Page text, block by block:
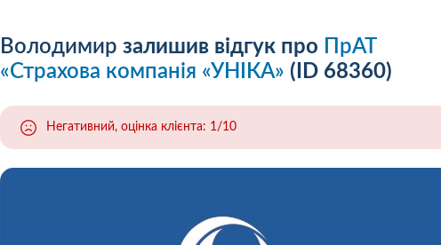
Володимир залишив відгук про
ПрАТ
«Страхова компанія «УНІКА» (ID 68360)
Негативний, оцінка клієнта: 1/10